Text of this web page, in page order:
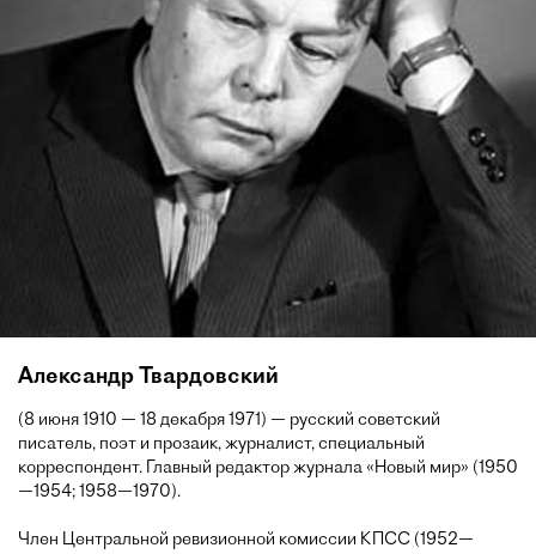
Александр Твардовский
(8 июня 1910 — 18 декабря 1971) — русский советский
писатель, поэт и прозаик, журналист, специальный
корреспондент. Главный редактор журнала «Новый мир» (1950
—1954; 1958—1970).
Член Центральной ревизионной комиссии КПСС (1952—